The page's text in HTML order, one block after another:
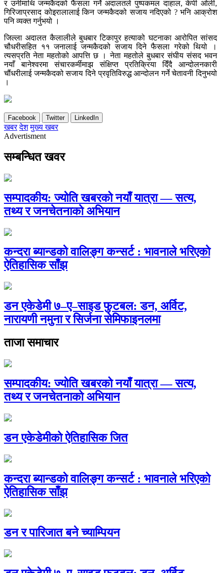
र उनीमाथि जन्मकैदको फैसला गर्ने अदालतले पुष्पकमल दाहाल, केपी ओली,
गिरिजाप्रसाद कोइरालालाई किन जन्मकैदको सजाय नदिएको ? भनि आक्रोश
पनि व्यक्त गर्नुभयो ।
जिल्ला अदालत कैलालीले बुधबार टिकापुर हत्याको घटनाका आरोपित सांसद
चौधरीसहित ११ जनालाई जन्मकैदको सजाय दिने फैसला गरेको थियो ।
त्यसप्रति नेता महतोको आपत्ति छ । नेता महतोले बुधबार संघीय संसद भवन
नयाँ बानेश्वरमा संचारकर्मीमाझ संक्षिप्त प्रतिक्रिया दिँदै आन्दोलनकारी
चौंधरीलाई जन्मकैदको सजाय दिने प्रवृतिविरुद्ध आन्दोलन गर्ने चेतावनी दिनुभयो
।
Facebook Twitter LinkedIn
खबर देश मुख्य खबर
Advertisment
सम्बन्धित खवर
सम्पादकीय: ज्योति खबरको नयाँ यात्रा — सत्य,
तथ्य र जनचेतनाको अभियान
कन्दरा ब्यान्डको वालिङ्ग कन्सर्ट : भावनाले भरिएको
ऐतिहासिक साँझ
डन एकेडेमी ७–ए–साइड फुटबल: डन, अर्विट,
नारायणी नमुना र सिर्जना सेमिफाइनलमा
ताजा समाचार
सम्पादकीय: ज्योति खबरको नयाँ यात्रा — सत्य,
तथ्य र जनचेतनाको अभियान
डन एकेडेमीको ऐतिहासिक जित
कन्दरा ब्यान्डको वालिङ्ग कन्सर्ट : भावनाले भरिएको
ऐतिहासिक साँझ
डन र पारिजात बने च्याम्पियन